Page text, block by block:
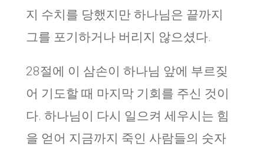
지 수치를 당했지만 하나님은 끝까지
그를 포기하거나 버리지 않으셨다.
28절에 이 삼손이 하나님 앞에 부르짖
어 기도할 때 마지막 기회를 주신 것이
다. 하나님이 다시 일으켜 세우시는 힘
을 얻어 지금까지 죽인 사람들의 숫자